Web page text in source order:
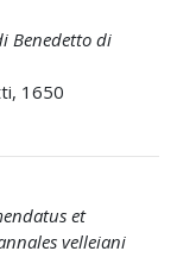
Benedetto di
1650
et
velleiani